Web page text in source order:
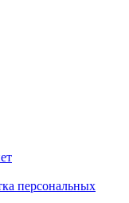
персональных